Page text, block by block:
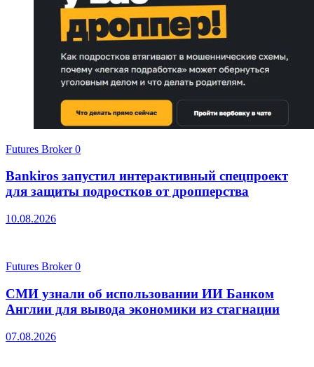
Futures Broker0
Bankiros запустил интерактивный спецпроект
для защиты подростков от дропперства
10.08.2026
Futures Broker0
СМИ узнали об использовании ИИ Банком
Англии для вывода экономики из стагнации
07.08.2026